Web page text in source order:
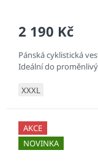
2 190 Kč
Pánská cyklistická
Ideální do
XXXL
AKCE
NOVINKA